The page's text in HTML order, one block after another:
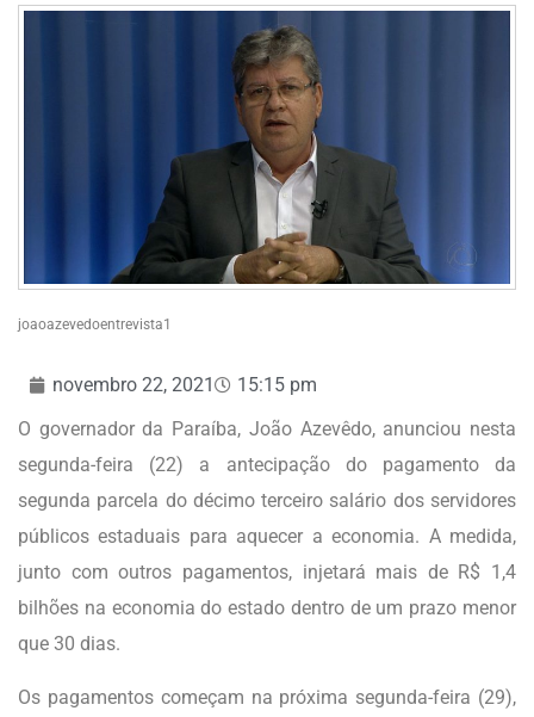
joaoazevedoentrevista1
novembro 22, 2021
15:15 pm
O governador da Paraíba, João Azevêdo, anunciou nesta
segunda-feira (22) a antecipação do pagamento da
segunda parcela do décimo terceiro salário dos servidores
públicos estaduais para aquecer a economia. A medida,
junto com outros pagamentos, injetará mais de R$ 1,4
bilhões na economia do estado dentro de um prazo menor
que 30 dias.
Os pagamentos começam na próxima segunda-feira (29),